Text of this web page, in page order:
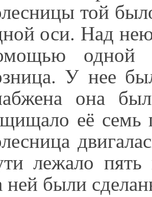
той
оси. Над
одной
У нее
она
её семь
лежало пять
ней были